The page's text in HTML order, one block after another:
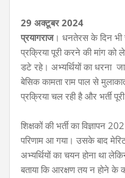
29 अक्टूबर 2024
प्रयागराज। धनतेरस के दिन भी
प्रक्रिया पूरी करने की मांग को
डटे रहे। अभ्यर्थियों का धरना
बेसिक कामता राम पाल से
प्रक्रिया चल रही है और भर्ती
शिक्षकों की भर्ती का विज्ञापन
परिणाम आ गया। उसके बाद
अभ्यर्थियों का चयन होना था
बताया कि आरक्षण तय न होने के